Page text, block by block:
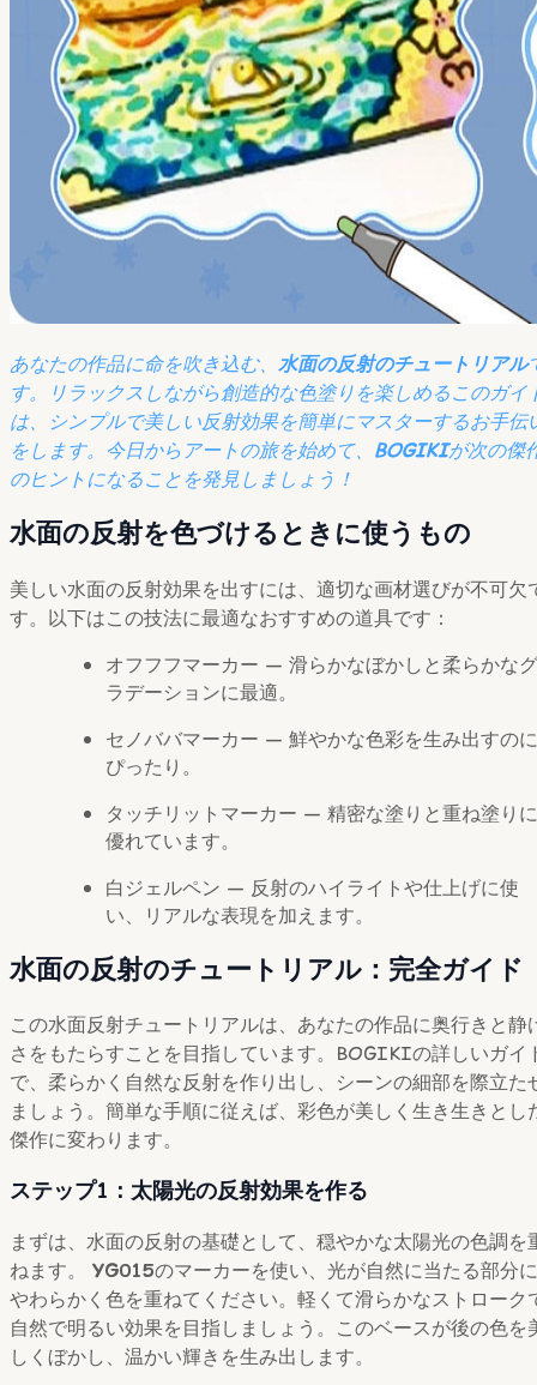
あなたの作品に命を吹き込む、 水面の反射のチュートリアル
す。リラックスしながら創造的な色塗りを楽しめるこのガイ
は、シンプルで美しい反射効果を簡単にマスターするお手伝
をします。今日からアートの旅を始めて、 BOGIKIが次の傑
のヒントになることを発見しましょう！
水面の反射を色づけるときに使うもの
美しい水面の反射効果を出すには、適切な画材選びが不可欠
す。以下はこの技法に最適なおすすめの道具です：
オフフフマーカー — 滑らかなぼかしと柔らかなグ
ラデーションに最適。
セノババマーカー — 鮮やかな色彩を生み出すのに
ぴったり。
タッチリットマーカー — 精密な塗りと重ね塗りに
優れています。
白ジェルペン — 反射のハイライトや仕上げに使
い、リアルな表現を加えます。
水面の反射のチュートリアル：完全ガイド
この水面反射チュートリアルは、あなたの作品に奥行きと静
さをもたらすことを目指しています。BOGIKIの詳しいガイ
で、柔らかく自然な反射を作り出し、シーンの細部を際立た
ましょう。簡単な手順に従えば、彩色が美しく生き生きとし
傑作に変わります。
ステップ1：太陽光の反射効果を作る
まずは、水面の反射の基礎として、穏やかな太陽光の色調を
ねます。 YG015のマーカーを使い、光が自然に当たる部分に
やわらかく色を重ねてください。軽くて滑らかなストローク
自然で明るい効果を目指しましょう。このベースが後の色を
しくぼかし、温かい輝きを生み出します。